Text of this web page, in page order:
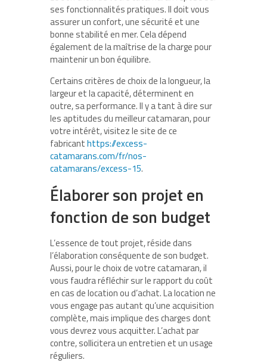
ses fonctionnalités pratiques. Il doit vous
assurer un confort, une sécurité et une
bonne stabilité en mer. Cela dépend
également de la maîtrise de la charge pour
maintenir un bon équilibre.
Certains critères de choix de la longueur, la
largeur et la capacité, déterminent en
outre, sa performance. Il y a tant à dire sur
les aptitudes du meilleur catamaran, pour
votre intérêt, visitez le site de ce
fabricanthttps://excess-
catamarans.com/fr/nos-
catamarans/excess-15.
Élaborer son projet en
fonction de son budget
L’essence de tout projet, réside dans
l’élaboration conséquente de son budget.
Aussi, pour le choix de votre catamaran, il
vous faudra réfléchir sur le rapport du coût
en cas de location ou d’achat. La location ne
vous engage pas autant qu’une acquisition
complète, mais implique des charges dont
vous devrez vous acquitter. L’achat par
contre, sollicitera un entretien et un usage
réguliers.